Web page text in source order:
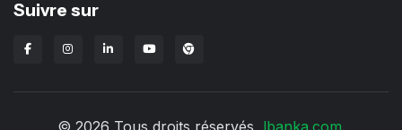
Suivre sur
Extension Chrome Lbanka
© 2026 Tous droits réservés, lbanka.com